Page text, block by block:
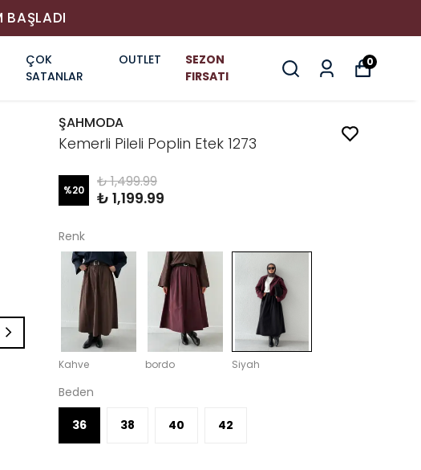
BAŞLADI
ÇOK
SATANLAR
OUTLET
SEZON
FIRSATI
0
ŞAHMODA
Kemerli Pileli Poplin Etek 1273
%20 ₺ 1,499.99
₺ 1,199.99
Renk
Kahve bordo Siyah
Beden
36 38 40 42